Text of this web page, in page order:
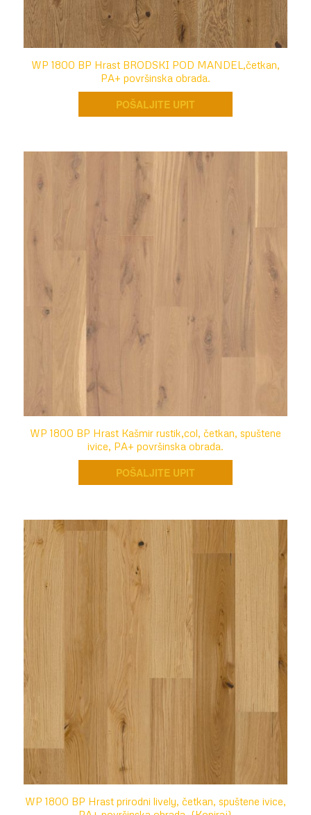
WP 1800 BP Hrast BRODSKI POD MANDEL,četkan,
PA+ površinska obrada.
POŠALJITE UPIT
WP 1800 BP Hrast Kašmir rustik,col, četkan, spuštene
ivice, PA+ površinska obrada.
POŠALJITE UPIT
WP 1800 BP Hrast prirodni lively, četkan, spuštene ivice,